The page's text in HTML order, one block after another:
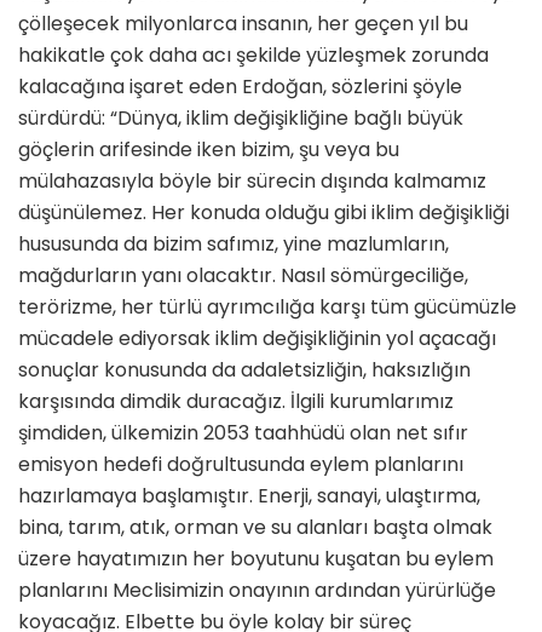
çölleşecek milyonlarca insanın, her geçen yıl bu
hakikatle çok daha acı şekilde yüzleşmek zorunda
kalacağına işaret eden Erdoğan, sözlerini şöyle
sürdürdü: “Dünya, iklim değişikliğine bağlı büyük
göçlerin arifesinde iken bizim, şu veya bu
mülahazasıyla böyle bir sürecin dışında kalmamız
düşünülemez. Her konuda olduğu gibi iklim değişikliği
hususunda da bizim safımız, yine mazlumların,
mağdurların yanı olacaktır. Nasıl sömürgeciliğe,
terörizme, her türlü ayrımcılığa karşı tüm gücümüzle
mücadele ediyorsak iklim değişikliğinin yol açacağı
sonuçlar konusunda da adaletsizliğin, haksızlığın
karşısında dimdik duracağız. İlgili kurumlarımız
şimdiden, ülkemizin 2053 taahhüdü olan net sıfır
emisyon hedefi doğrultusunda eylem planlarını
hazırlamaya başlamıştır. Enerji, sanayi, ulaştırma,
bina, tarım, atık, orman ve su alanları başta olmak
üzere hayatımızın her boyutunu kuşatan bu eylem
planlarını Meclisimizin onayının ardından yürürlüğe
koyacağız. Elbette bu öyle kolay bir süreç